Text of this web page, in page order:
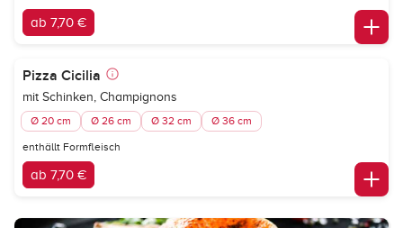
ab 7,70 €
Pizza Cicilia
mit Schinken, Champignons
Ø 20 cm Ø 26 cm Ø 32 cm Ø 36 cm
enthällt Formfleisch
ab 7,70 €